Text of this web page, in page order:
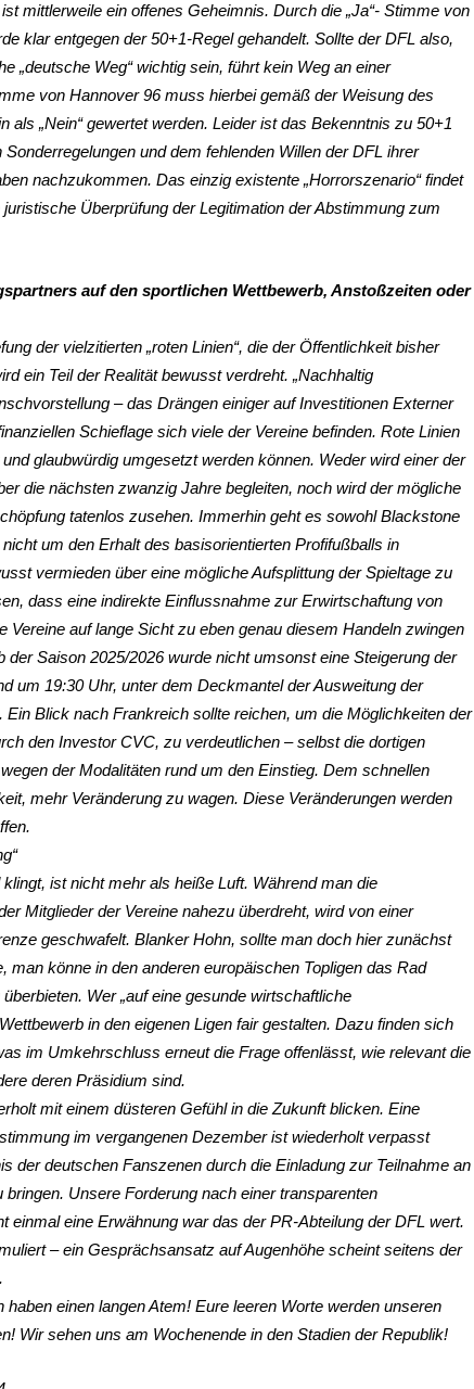
mittlerweile ein offenes Geheimnis. Durch die „Ja“- Stimme von
klar entgegen der 50+1-Regel gehandelt. Sollte der DFL also,
„deutsche Weg“ wichtig sein, führt kein Weg an einer
von Hannover 96 muss hierbei gemäß der Weisung des
„Nein“ gewertet werden. Leider ist das Bekenntnis zu 50+1
und dem fehlenden Willen der DFL ihrer
nachzukommen. Das einzig existente „Horrorszenario“ findet
Überprüfung der Legitimation der Abstimmung zum
auf den sportlichen Wettbewerb, Anstoßzeiten oder
der vielzitierten „roten Linien“, die der Öffentlichkeit bisher
ein Teil der Realität bewusst verdreht. „Nachhaltig
– das Drängen einiger auf Investitionen Externer
Schieflage sich viele der Vereine befinden. Rote Linien
glaubwürdig umgesetzt werden können. Weder wird einer der
die nächsten zwanzig Jahre begleiten, noch wird der mögliche
tatenlos zusehen. Immerhin geht es sowohl Blackstone
um den Erhalt des basisorientierten Profifußballs in
vermieden über eine mögliche Aufsplittung der Spieltage zu
dass eine indirekte Einflussnahme zur Erwirtschaftung von
Vereine auf lange Sicht zu eben genau diesem Handeln zwingen
Saison 2025/2026 wurde nicht umsonst eine Steigerung der
um 19:30 Uhr, unter dem Deckmantel der Ausweitung der
Blick nach Frankreich sollte reichen, um die Möglichkeiten der
den Investor CVC, zu verdeutlichen – selbst die dortigen
der Modalitäten rund um den Einstieg. Dem schnellen
mehr Veränderung zu wagen. Diese Veränderungen werden
ist nicht mehr als heiße Luft. Während man die
Mitglieder der Vereine nahezu überdreht, wird von einer
geschwafelt. Blanker Hohn, sollte man doch hier zunächst
man könne in den anderen europäischen Topligen das Rad
Wer „auf eine gesunde wirtschaftliche
in den eigenen Ligen fair gestalten. Dazu finden sich
im Umkehrschluss erneut die Frage offenlässt, wie relevant die
deren Präsidium sind.
mit einem düsteren Gefühl in die Zukunft blicken. Eine
im vergangenen Dezember ist wiederholt verpasst
der deutschen Fanszenen durch die Einladung zur Teilnahme an
Unsere Forderung nach einer transparenten
einmal eine Erwähnung war das der PR-Abteilung der DFL wert.
– ein Gesprächsansatz auf Augenhöhe scheint seitens der
einen langen Atem! Eure leeren Worte werden unseren
Wir sehen uns am Wochenende in den Stadien der Republik!